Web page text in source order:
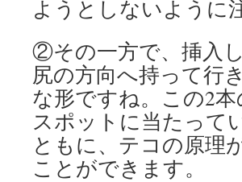
ようとしないように
②その一方で、挿入
尻の方向へ持って行
な形ですね。この2
スポットに当たって
ともに、テコの原理
ことができます。